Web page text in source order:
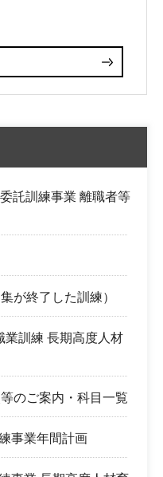
託訓練事業 離職者等
が終了した訓練）
業訓練 長期高度人材
のご案内・科目一覧
事業年間計画